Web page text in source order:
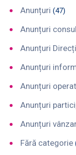
Anunțuri (47)
Anunțuri
Anunțuri
Anunțuri
Anunțuri
Anunțuri
Anunțuri
Fără categorie